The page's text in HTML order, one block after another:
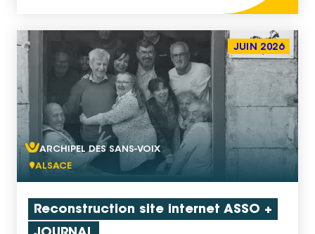
L’établissement fonctionnait dans des conditions
très précaires, marquées par l’absence de […]
JUIN 2026
ARCHIPEL DES SANS-VOIX
ALSACE
Reconstruction site internet ASSO +